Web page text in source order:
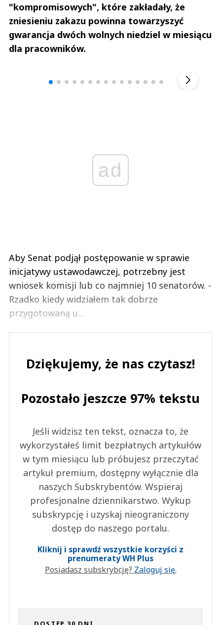
"kompromisowych", które zakładały, że
zniesieniu zakazu powinna towarzyszyć
gwarancja dwóch wolnych niedziel w miesiącu
dla pracowników.
ad
Aby Senat podjął postępowanie w sprawie
inicjatywy ustawodawczej, potrzebny jest
wniosek komisji lub co najmniej 10 senatorów. -
Rzadko kiedy widziałem tak dobrze
przygotowaną u...
Dziękujemy, że nas czytasz!
Pozostało jeszcze 97% tekstu
Jeśli widzisz ten tekst, oznacza to, że
wykorzystałeś limit bezpłatnych artykułów
w tym miesiącu lub próbujesz przeczytać
artykuł premium, dostępny wyłącznie dla
naszych Subskrybentów. Wspieraj
profesjonalne dziennikarstwo. Wykup
subskrypcję i uzyskaj nieograniczony
dostęp do naszego portalu.
Kliknij i sprawdź wszystkie korzyści z
prenumeraty WH Plus
Posiadasz subskrybcję? Zaloguj się.